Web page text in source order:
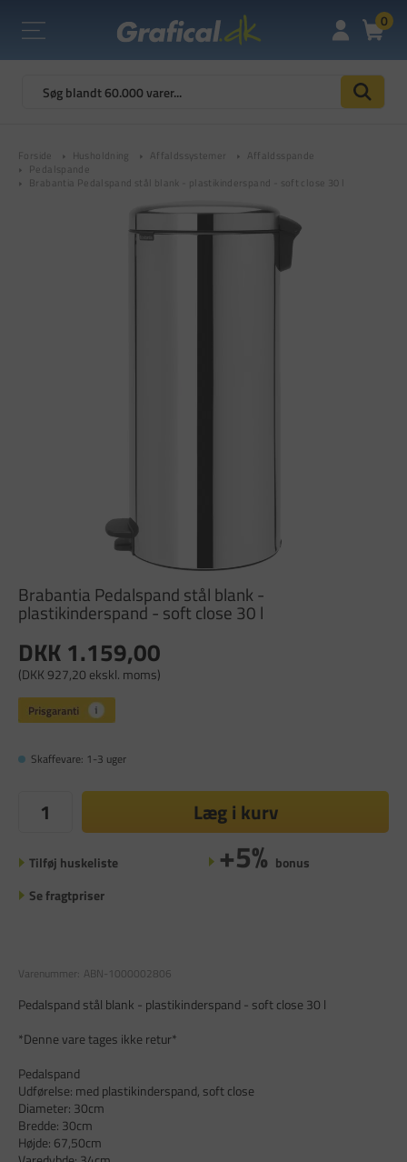
0
Forside Husholdning Affaldssystemer
Affaldsspande
Pedalspande
Brabantia Pedalspand stål blank - plastikinderspand - soft close 30 l
Brabantia Pedalspand stål blank -
plastikinderspand - soft close 30 l
DKK 1.159,00
(DKK 927,20 ekskl. moms)
Skaffevare: 1-3 uger
Læg i kurv
Tilføj huskeliste +5% bonus
Se fragtpriser
Varenummer: ABN-1000002806
Pedalspand stål blank - plastikinderspand - soft close 30 l
*Denne vare tages ikke retur*
Pedalspand
Udførelse: med plastikinderspand, soft close
Diameter: 30cm
Bredde: 30cm
Højde: 67,50cm